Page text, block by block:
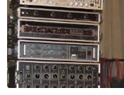
せる」といったことも
走行距離課税の4つ
走行距離税は税収ア
きる一方、地方在住